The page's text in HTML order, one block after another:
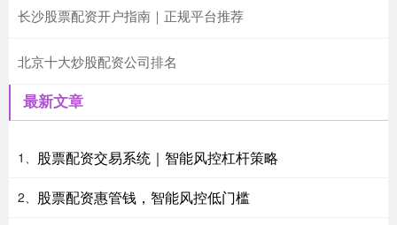
长沙股票配资开户指南｜正规平台推荐
北京十大炒股配资公司排名
最新文章
1、 股票配资交易系统｜智能风控杠杆策略
2、 股票配资惠管钱，智能风控低门槛